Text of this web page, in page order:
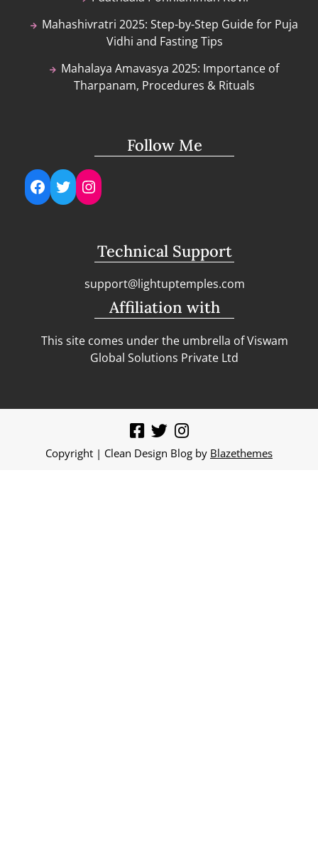
Mahashivratri 2025: Step-by-Step Guide for Puja
Vidhi and Fasting Tips
Mahalaya Amavasya 2025: Importance of
Tharpanam, Procedures & Rituals
Follow Me
Facebook
TwitterInstagram
Technical Support
support@lightuptemples.com
Affiliation with
This site comes under the umbrella of Viswam
Global Solutions Private Ltd
Copyright | Clean Design Blog by Blazethemes